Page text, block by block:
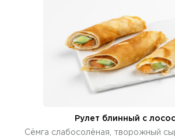
Рулет блинный с
Сёмга слабосолёная, творожный